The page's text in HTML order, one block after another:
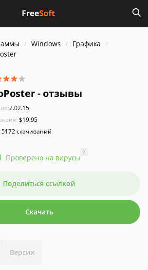
Windows
Графика
- отзывы
2.02.15
$19.95
скачиваний
Проверено на вирусы
?
Поделиться ссылкой
Скачать
Версии